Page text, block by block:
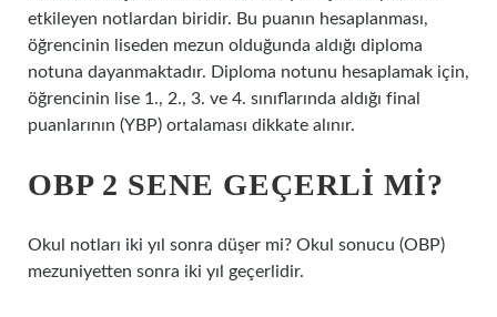
etkileyen notlardan biridir. Bu puanın hesaplanması,
öğrencinin liseden mezun olduğunda aldığı diploma
notuna dayanmaktadır. Diploma notunu hesaplamak için,
öğrencinin lise 1., 2., 3. ve 4. sınıflarında aldığı final
puanlarının (YBP) ortalaması dikkate alınır.
OBP 2 SENE GEÇERLI MI?
Okul notları iki yıl sonra düşer mi? Okul sonucu (OBP)
mezuniyetten sonra iki yıl geçerlidir.